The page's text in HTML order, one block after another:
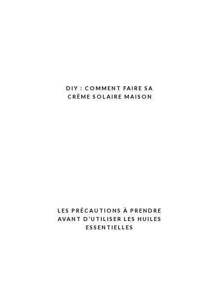
DIY : COMMENT FAIRE SA
CRÈME SOLAIRE MAISON
LES PRÉCAUTIONS À PRENDRE
AVANT D’UTILISER LES HUILES
ESSENTIELLES